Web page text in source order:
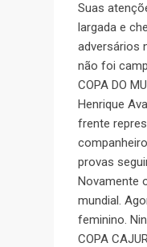
Suas
largada e
adversários
não foi
COPA DO
Henrique
frente
provas
Novamente
mundial.
feminino.
COPA